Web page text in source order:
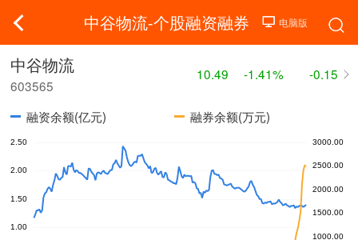
中谷物流-个股融资融券
中谷物流
603565
10.49 -1.41% -0.15
融资余额(亿元) 融券余额(万元)